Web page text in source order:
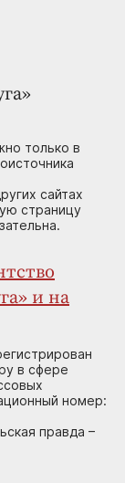
только в
сайтах
страницу
и на
в сфере
номер:
правда –